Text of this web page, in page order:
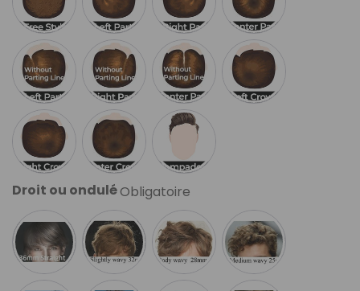
Droit ou onduléObligatoire